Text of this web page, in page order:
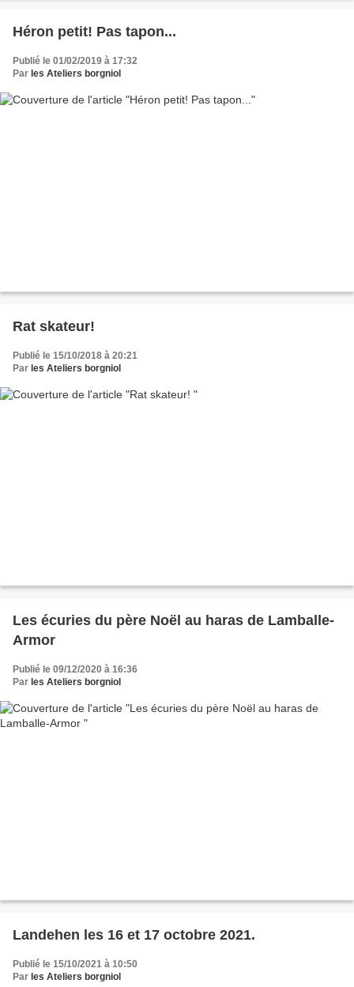
Héron petit! Pas tapon...
Publié le 01/02/2019 à 17:32
Par les Ateliers borgniol
Rat skateur!
Publié le 15/10/2018 à 20:21
Par les Ateliers borgniol
Les écuries du père Noël au haras de Lamballe-
Armor
Publié le 09/12/2020 à 16:36
Par les Ateliers borgniol
Landehen les 16 et 17 octobre 2021.
Publié le 15/10/2021 à 10:50
Par les Ateliers borgniol